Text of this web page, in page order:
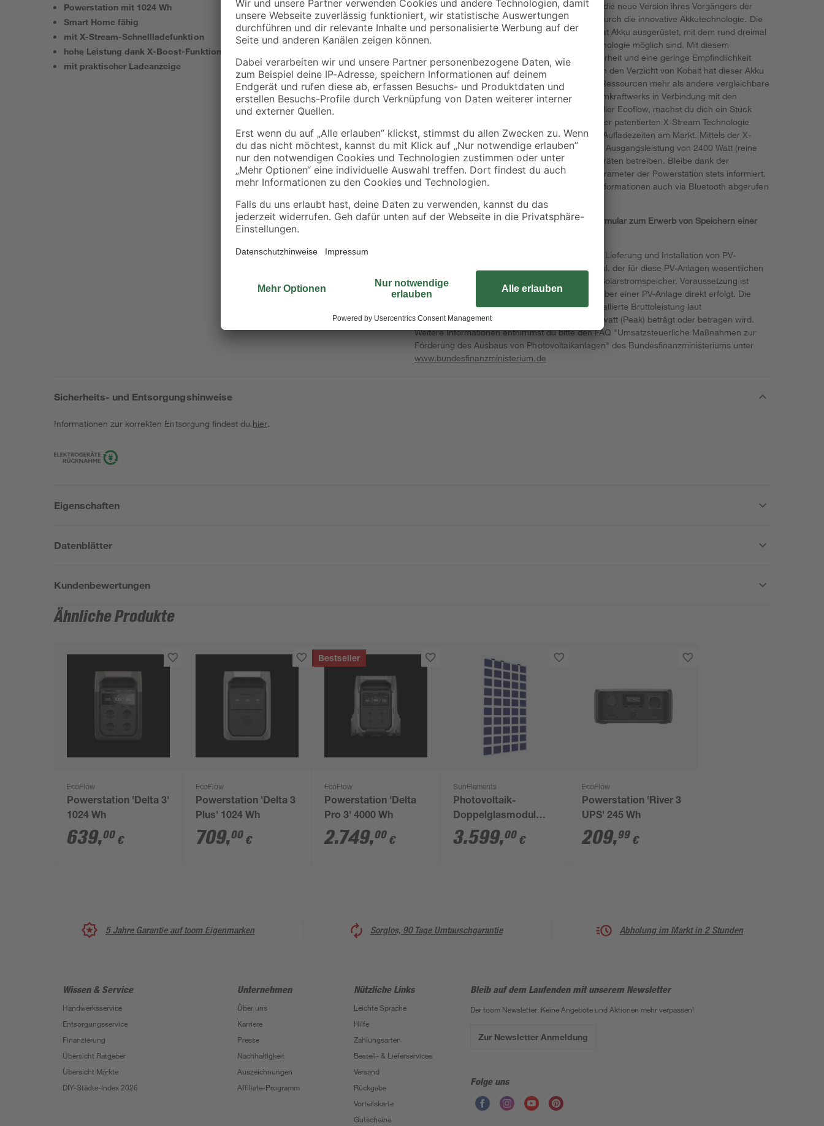
Powerstation mit 1024 Wh
Smart Home fähig
mit X-Stream-Schnellladefunktion
hohe Leistung dank X-Boost-Funktion
mit praktischer Ladeanzeige
Die Powerstation 'Delta 2' der Firma Ecoflow ist die neue Version ihres Vorgängers der
'Delta'. Diese unterscheidet sich in erster Linie durch die innovative Akkutechnologie. Die
Powerstation ist mit einem Lithium-Eisenphosphat Akku ausgerüstet, mit dem rund dreimal
mehr Ladezyklen als bei der Lithium-Ionen-Technologie möglich sind. Mit diesem
fortschrittlichen Akku ist ein hohes Maß an Sicherheit und eine geringe Empfindlichkeit
gegen eine Tiefenentladung gewährleistet. Durch den Verzicht von Kobalt hat dieser Akku
eine gute Umweltverträglichkeit und schont die Ressourcen mehr als andere vergleichbare
Geräte. Dank des leistungsstarken 1024 Wh Heimkraftwerks in Verbindung mit den
kompatiblen Solarpanelen, ebenfalls vom Hersteller Ecoflow, machst du dich ein Stück
unabhängiger von deinem Netzbetreiber. Dank der patentierten X-Stream Technologie
erreicht dieser Alleskönner eine der schnellsten Aufladezeiten am Markt. Mittels der X-
Boost-Funktion erreichst du dazu eine maximale Ausgangsleistung von 2400 Watt (reine
Sinuswelle), somit kannst du eine Vielzahl an Geräten betreiben. Bleibe dank der
kostenlosen APP von Ecoflow über sämtliche Parameter der Powerstation stets informiert.
Sollte kein Wi-Fi vorhanden sein können diese Informationen auch via Bluetooth abgerufen
Unter dem Reiter Datenblätter findest du das Formular zum Erwerb von Speichern einer
Ab Januar 2023 entfällt die Umsatzsteuer für die Lieferung und Installation von PV-
Anlagen, insbesondere auf Privatwohnungen, inkl. der für diese PV-Anlagen wesentlichen
Komponenten wie Module, Wechselrichter und Solarstromspeicher. Voraussetzung ist
unter anderem, dass die Lieferung an den Betreiber einer PV-Anlage direkt erfolgt. Die
Voraussetzungen gelten als erfüllt, wenn die installierte Bruttoleistung laut
Marktstammdatenregister nicht mehr als 30 Kilowatt (Peak) beträgt oder betragen wird.
Weitere Informationen entnimmst du bitte den FAQ "Umsatzsteuerliche Maßnahmen zur
Förderung des Ausbaus von Photovoltaikanlagen" des Bundesfinanzministeriums unter
www.bundesfinanzministerium.de
Sicherheits- und Entsorgungshinweise
Informationen zur korrekten Entsorgung findest du hier.
Eigenschaften
Datenblätter
Kundenbewertungen
Ähnliche Produkte
EcoFlow
Powerstation 'Delta 3'
1024 Wh
639,00 €
EcoFlow
Powerstation 'Delta 3
Plus' 1024 Wh
709,00 €
Bestseller
EcoFlow
Powerstation 'Delta
Pro 3' 4000 Wh
2.749,00 €
SunElements
Photovoltaik-
Doppelglasmodul
'SunGarden Energy'
275 Wp
3.599,00 €
EcoFlow
Powerstation 'River 3
UPS' 245 Wh
209,99 €
5 Jahre Garantie auf toom Eigenmarken Sorglos, 90 Tage Umtauschgarantie Abholung im Markt in 2 Stunden
Wissen & Service
Handwerksservice
Entsorgungsservice
Finanzierung
Übersicht Ratgeber
Übersicht Märkte
DIY-Städte-Index 2026
Unternehmen
Über uns
Karriere
Presse
Nachhaltigkeit
Auszeichnungen
Affiliate-Programm
Nützliche Links
Leichte Sprache
Hilfe
Zahlungsarten
Bestell- & Lieferservices
Versand
Rückgabe
Vorteilskarte
Gutscheine
Bleib auf dem Laufenden mit unserem Newsletter
Der toom Newsletter: Keine Angebote und Aktionen mehr verpassen!
Zur Newsletter Anmeldung
Folge uns